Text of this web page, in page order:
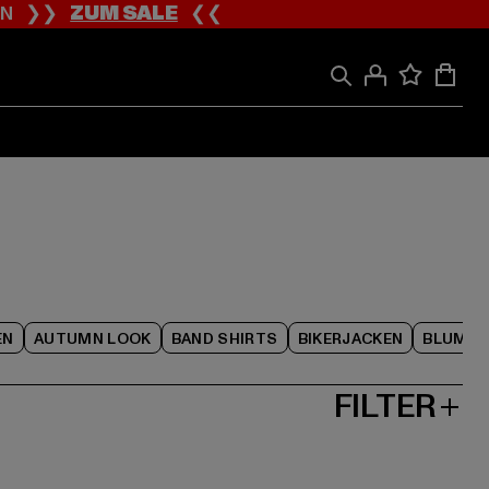
❯❯ZUM SALE❮❮
AUTUMN LOOK BAND SHIRTS BIKERJACKEN
FILTER